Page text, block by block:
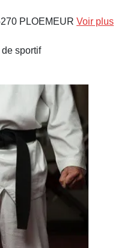
PLOEMEUR Voir plus
sportif